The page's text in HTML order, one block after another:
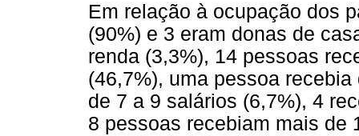
Em relação à ocupação dos
(90%) e 3 eram donas de
renda (3,3%), 14 pessoas
(46,7%), uma pessoa
de 7 a 9 salários (6,7%), 4
8 pessoas recebiam mais de